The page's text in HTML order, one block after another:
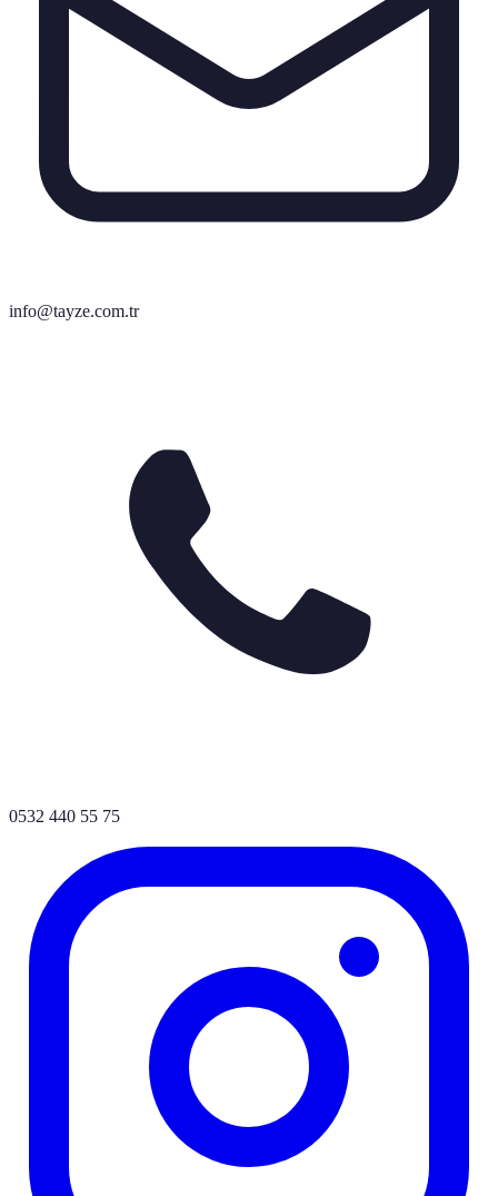
info@tayze.com.tr
0532 440 55 75